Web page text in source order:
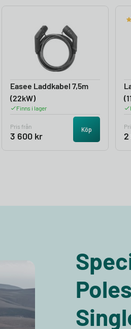
Easee Laddkabel 7,5m
(22kW)
Finns i lager
Pris från
3 600 kr
Köp
2